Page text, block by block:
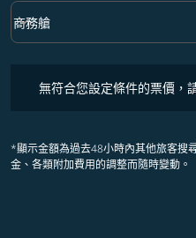
艙等 option 商務艙 Selected
商務艙
keyboard_arrow_down
無符合您設定條件的票價，
*顯示金額為過去48小時內其他旅客搜
金、各類附加費用的調整而隨時變動。